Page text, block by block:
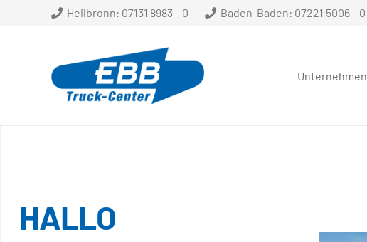
Heilbronn: 07131 8983 – 0 Baden-Baden: 07221 5006 – 0
Unternehmen
HALLO